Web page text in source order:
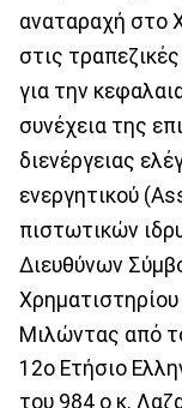
αναταραχή στο
στις
για την
συνέχεια της
διενέργειας
ενεργητικού
πιστωτικών
Διευθύνων
Χρηματιστηρίου
Μιλώντας από
12ο Ετήσιο
του 984 ο κ.